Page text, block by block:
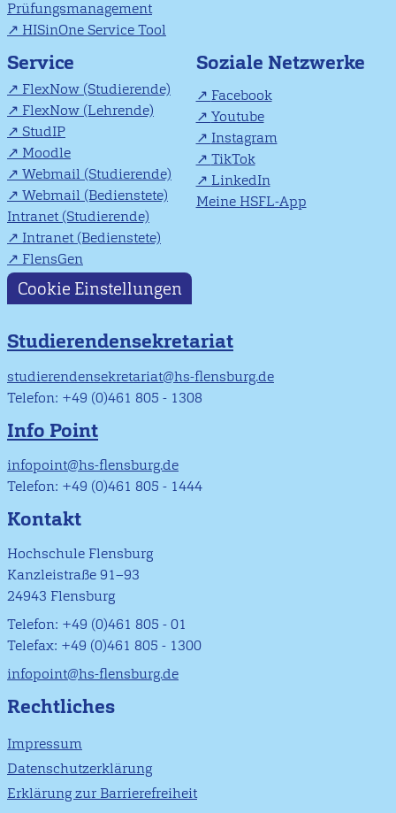
Prüfungsmanagement
HISinOne Service Tool
Service
FlexNow (Studierende)
FlexNow (Lehrende)
StudIP
Moodle
Webmail (Studierende)
Webmail (Bedienstete)
Intranet (Studierende)
Intranet (Bedienstete)
FlensGen
Soziale Netzwerke
Facebook
Youtube
Instagram
TikTok
LinkedIn
Meine HSFL-App
Cookie Einstellungen
Studierendensekretariat
studierendensekretariat@hs-flensburg.de
Telefon: +49 (0)461 805 - 1308
Info Point
infopoint@hs-flensburg.de
Telefon: +49 (0)461 805 - 1444
Kontakt
Hochschule Flensburg
Kanzleistraße 91–93
24943 Flensburg
Telefon: +49 (0)461 805 - 01
Telefax: +49 (0)461 805 - 1300
infopoint@hs-flensburg.de
Rechtliches
Impressum
Datenschutzerklärung
Erklärung zur Barrierefreiheit